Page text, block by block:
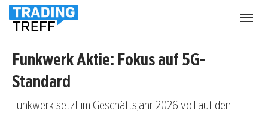
Funkwerk Aktie: Fokus auf 5G-
Standard
Funkwerk setzt im Geschäftsjahr 2026 voll auf den